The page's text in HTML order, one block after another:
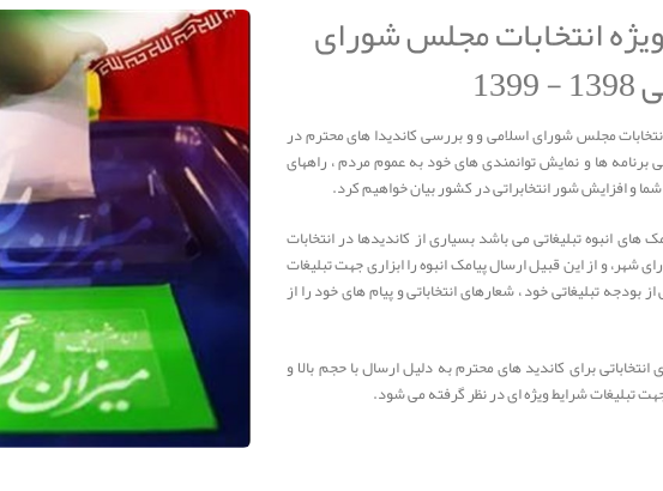
انتخابات مجلس شورای
مجلس شورای اسلامی و و بررسی کاندیدا های محترم در
ها و نمایش توانمندی های خود به عموم مردم ، راههای
و افزایش شور انتخابراتی در کشور بیان خواهیم کرد.
انبوه تبلیغاتی می باشد بسیاری از کاندیدها در انتخابات
شهر، و از این قبیل ارسال پیامک انبوه را ابزاری جهت تبلیغات
بودجه تبلیغاتی خود ، شعارهای انتخاباتی و پیام های خود را از
برای کاندید های محترم به دلیل ارسال با حجم بالا و
تبلیغات شرایط ویژه ای در نظر گرفته می شود.